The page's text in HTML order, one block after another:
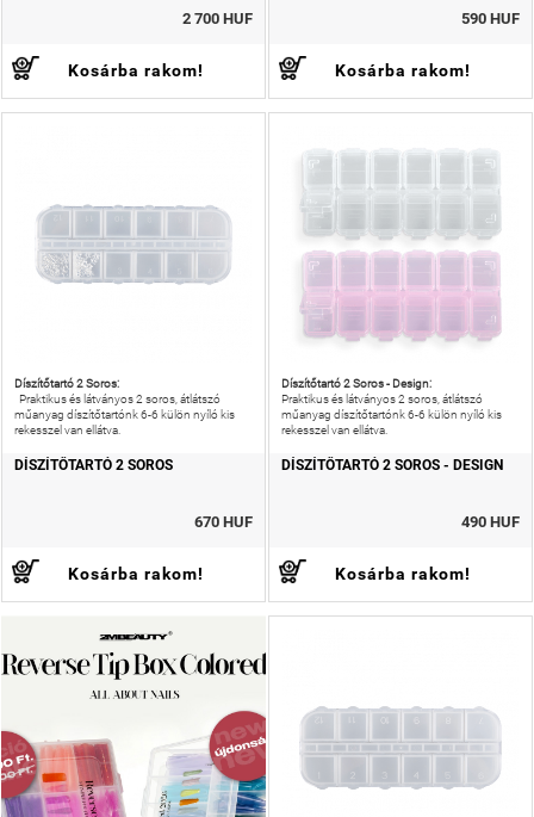
2 700 HUF
Kosárba rakom!
590 HUF
Kosárba rakom!
Díszítőtartó 2 Soros:
Praktikus és látványos 2 soros, átlátszó
műanyag díszítőtartónk 6-6 külön nyíló kis
rekesszel van ellátva.
DÍSZÍTŐTARTÓ 2 SOROS
670 HUF
Kosárba rakom!
Díszítőtartó 2 Soros - Design:
Praktikus és látványos 2 soros, átlátszó
műanyag díszítőtartónk 6-6 külön nyíló kis
rekesszel van ellátva.
DÍSZÍTŐTARTÓ 2 SOROS - DESIGN
490 HUF
Kosárba rakom!